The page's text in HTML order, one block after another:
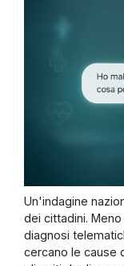
Un'indagine
dei cittadini.
diagnosi
cercano le cause